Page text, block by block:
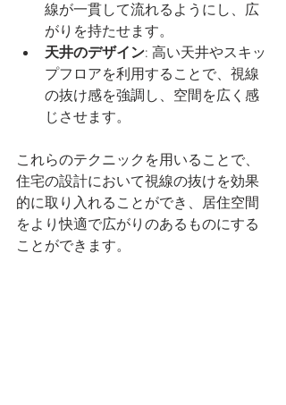
線が一貫して流れるようにし、広
がりを持たせます。
天井のデザイン: 高い天井やスキッ
プフロアを利用することで、視線
の抜け感を強調し、空間を広く感
じさせます。
これらのテクニックを用いることで、
住宅の設計において視線の抜けを効果
的に取り入れることができ、居住空間
をより快適で広がりのあるものにする
ことができます。